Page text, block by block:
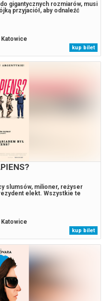
gigantycznych rozmiarów, musi
przyjaciół, aby odnaleźć
kup bilet
slumsów, milioner, reżyser
elekt. Wszystkie te
kup bilet